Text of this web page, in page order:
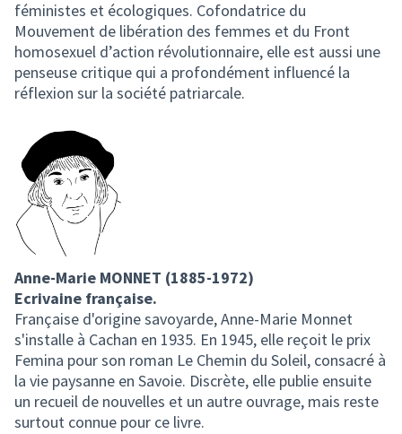
féministes et écologiques. Cofondatrice du
Mouvement de libération des femmes et du Front
homosexuel d’action révolutionnaire, elle est aussi une
penseuse critique qui a profondément influencé la
réflexion sur la société patriarcale.
Anne-Marie MONNET (1885-1972)
Ecrivaine française.
Française d'origine savoyarde, Anne-Marie Monnet
s'installe à Cachan en 1935. En 1945, elle reçoit le prix
Femina pour son roman Le Chemin du Soleil, consacré à
la vie paysanne en Savoie. Discrète, elle publie ensuite
un recueil de nouvelles et un autre ouvrage, mais reste
surtout connue pour ce livre.